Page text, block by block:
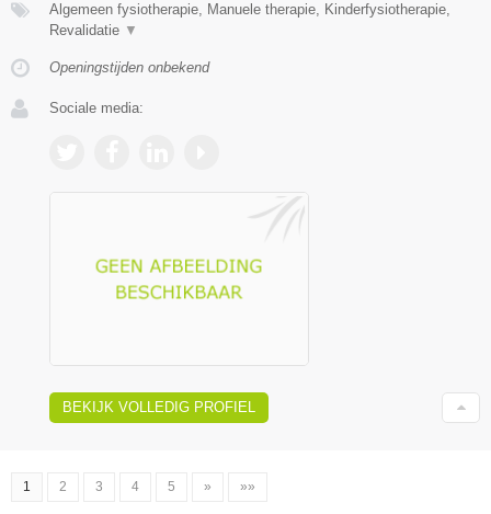
Algemeen fysiotherapie, Manuele therapie, Kinderfysiotherapie,
Revalidatie ▼
Openingstijden onbekend
Sociale media:
BEKIJK VOLLEDIG PROFIEL
1 2 3 4 5 » »»